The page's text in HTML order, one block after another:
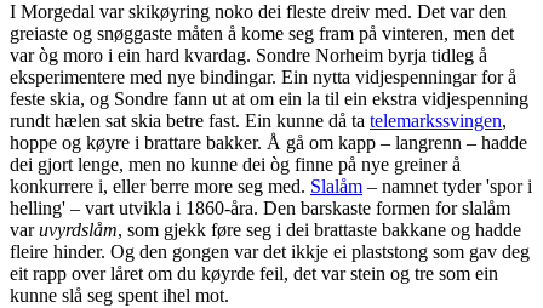
I Morgedal var skikøyring noko dei fleste dreiv med. Det var den
greiaste og snøggaste måten å kome seg fram på vinteren, men det
var òg moro i ein hard kvardag. Sondre Norheim byrja tidleg å
eksperimentere med nye bindingar. Ein nytta vidjespenningar for å
feste skia, og Sondre fann ut at om ein la til ein ekstra vidjespenning
rundt hælen sat skia betre fast. Ein kunne då ta telemarkssvingen,
hoppe og køyre i brattare bakker. Å gå om kapp – langrenn – hadde
dei gjort lenge, men no kunne dei òg finne på nye greiner å
konkurrere i, eller berre more seg med. Slalåm – namnet tyder 'spor i
helling' – vart utvikla i 1860-åra. Den barskaste formen for slalåm
varuvyrdslåm, som gjekk føre seg i dei brattaste bakkane og hadde
fleire hinder. Og den gongen var det ikkje ei plaststong som gav deg
eit rapp over låret om du køyrde feil, det var stein og tre som ein
kunne slå seg spent ihel mot.